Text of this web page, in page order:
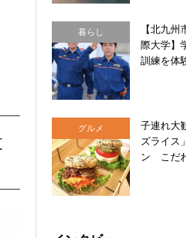
暮らし
【北九
際大学】
訓練を体
グルメ
子連れ大
ズライス
ン こだ